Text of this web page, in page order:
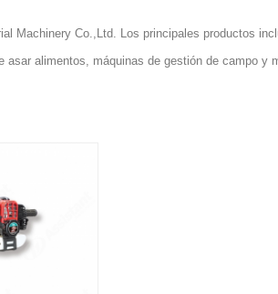
Machinery Co.,Ltd. Los principales productos
asar alimentos, máquinas de gestión de campo y